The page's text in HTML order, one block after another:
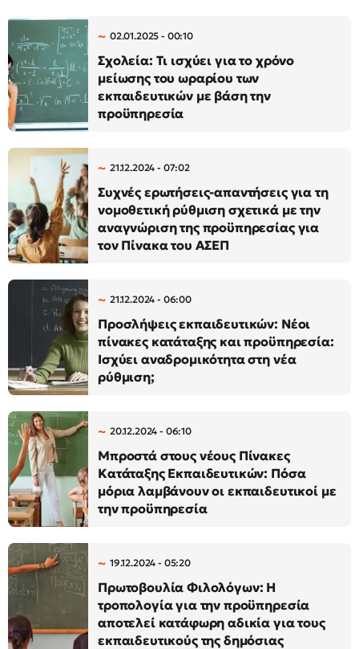
02.01.2025 - 00:10
Σχολεία: Τι ισχύει για το χρόνο
μείωσης του ωραρίου των
εκπαιδευτικών με βάση την
προϋπηρεσία
21.12.2024 - 07:02
Συχνές ερωτήσεις-απαντήσεις για τη
νομοθετική ρύθμιση σχετικά με την
αναγνώριση της προϋπηρεσίας για
τον Πίνακα του ΑΣΕΠ
21.12.2024 - 06:00
Προσλήψεις εκπαιδευτικών: Νέοι
πίνακες κατάταξης και προϋπηρεσία:
Ισχύει αναδρομικότητα στη νέα
ρύθμιση;
20.12.2024 - 06:10
Μπροστά στους νέους Πίνακες
Κατάταξης Εκπαιδευτικών: Πόσα
μόρια λαμβάνουν οι εκπαιδευτικοί με
την προϋπηρεσία
19.12.2024 - 05:20
Πρωτοβουλία Φιλολόγων: Η
τροπολογία για την προϋπηρεσία
αποτελεί κατάφωρη αδικία για τους
εκπαιδευτικούς της δημόσιας